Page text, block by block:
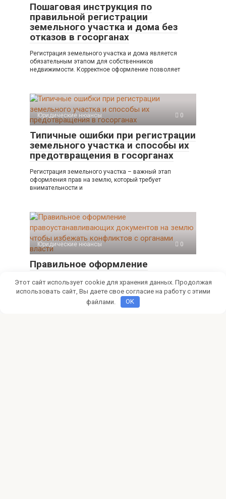
Пошаговая инструкция по
правильной регистрации
земельного участка и дома без
отказов в госорганах
Регистрация земельного участка и дома является
обязательным этапом для собственников
недвижимости. Корректное оформление позволяет
Юридические нюансы 0
Типичные ошибки при регистрации
земельного участка и способы их
предотвращения в госорганах
Регистрация земельного участка – важный этап
оформления прав на землю, который требует
внимательности и
Юридические нюансы 0
Правильное оформление
правоустанавливающих
документов на землю чтобы
избежать конфликтов с органами
Этот сайт использует cookie для хранения данных. Продолжая
использовать сайт, Вы даете свое согласие на работу с этими
файлами.
OK